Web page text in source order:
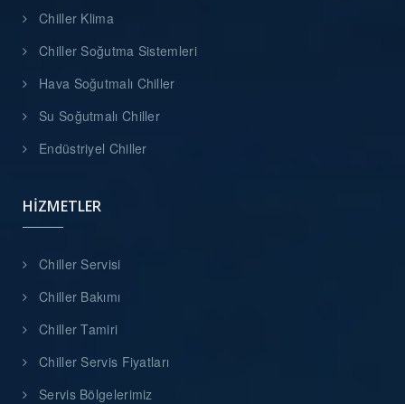
Chiller Klima
Chiller Soğutma Sistemleri
Hava Soğutmalı Chiller
Su Soğutmalı Chiller
Endüstriyel Chiller
HIZMETLER
Chiller Servisi
Chiller Bakımı
Chiller Tamiri
Chiller Servis Fiyatları
Servis Bölgelerimiz